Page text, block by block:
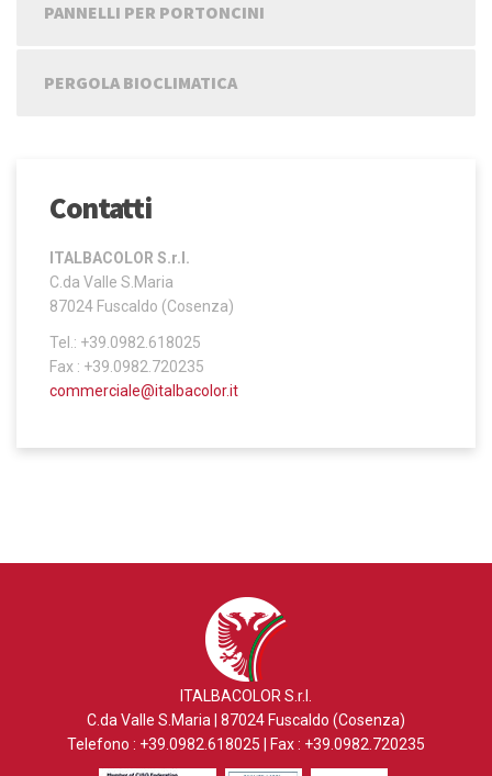
PANNELLI PER PORTONCINI
PERGOLA BIOCLIMATICA
Contatti
ITALBACOLOR S.r.l.
C.da Valle S.Maria
87024 Fuscaldo (Cosenza)
Tel.: +39.0982.618025
Fax : +39.0982.720235
commerciale@italbacolor.it
ITALBACOLOR S.r.l.
C.da Valle S.Maria | 87024 Fuscaldo (Cosenza)
Telefono : +39.0982.618025 | Fax : +39.0982.720235